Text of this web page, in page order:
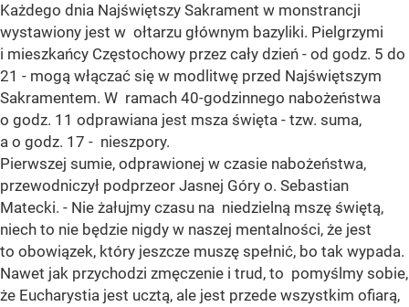
Każdego dnia Najświętszy Sakrament w monstrancji
wystawiony jest w ołtarzu głównym bazyliki. Pielgrzymi
i mieszkańcy Częstochowy przez cały dzień - od godz. 5 do
21 - mogą włączać się w modlitwę przed Najświętszym
Sakramentem. W ramach 40-godzinnego nabożeństwa
o godz. 11 odprawiana jest msza święta - tzw. suma,
a o godz. 17 - nieszpory.
Pierwszej sumie, odprawionej w czasie nabożeństwa,
przewodniczył podprzeor Jasnej Góry o. Sebastian
Matecki. - Nie żałujmy czasu na niedzielną mszę świętą,
niech to nie będzie nigdy w naszej mentalności, że jest
to obowiązek, który jeszcze muszę spełnić, bo tak wypada.
Nawet jak przychodzi zmęczenie i trud, to pomyślmy sobie,
że Eucharystia jest ucztą, ale jest przede wszystkim ofiarą,